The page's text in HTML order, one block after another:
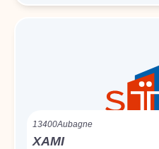
13400Aubagne
XAMI